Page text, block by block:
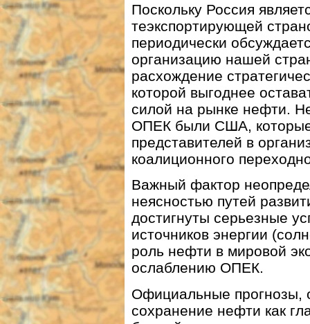
Поскольку Россия
теэкспортирующей
периодически
организацию нашей
расхождение
которой выгоднее
силой на рынке нефти.
ОПЕК были США,
представителей в
коалиционного
Важный фактор
неясностью путей
достигнуты серьезные
источников энергии
роль нефти в мировой
ослаблению ОПЕК.
Официальные прогнозы,
сохранение нефти как